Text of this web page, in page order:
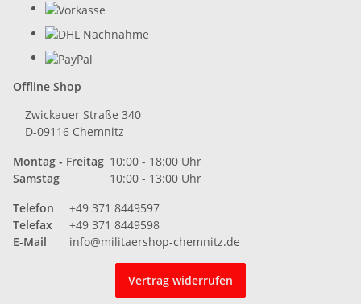
Offline Shop
Zwickauer Straße 340
D-09116 Chemnitz
Montag - Freitag 10:00 - 18:00 Uhr
Samstag
10:00 - 13:00 Uhr
Telefon
+49 371 8449597
Telefax
+49 371 8449598
E-Mail
info@militaershop-chemnitz.de
Vertrag widerrufen